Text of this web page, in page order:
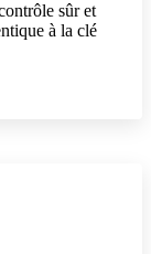
sûr et
à la clé